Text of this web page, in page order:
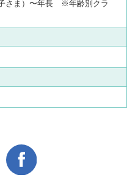
さま）〜年長 ※年齢別クラ